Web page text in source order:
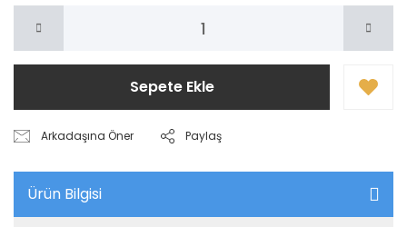
Sepete Ekle
Arkadaşına Öner Paylaş
Ürün Bilgisi